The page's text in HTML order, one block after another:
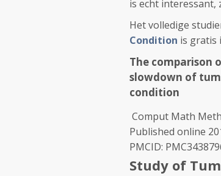
is echt interessant,
Het volledige
Condition is gratis
The comparison
slowdown of
condition
Comput Math
Published online
PMCID:
Study of